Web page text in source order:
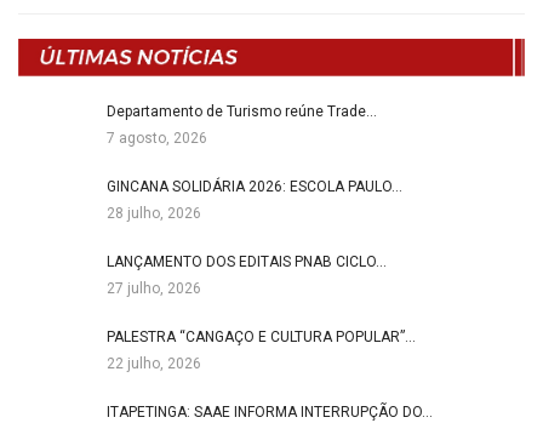
Departamento de Turismo reúne Trade…
7 agosto, 2026
GINCANA SOLIDÁRIA 2026: ESCOLA PAULO…
28 julho, 2026
LANÇAMENTO DOS EDITAIS PNAB CICLO…
27 julho, 2026
PALESTRA “CANGAÇO E CULTURA POPULAR”…
22 julho, 2026
ITAPETINGA: SAAE INFORMA INTERRUPÇÃO DO…